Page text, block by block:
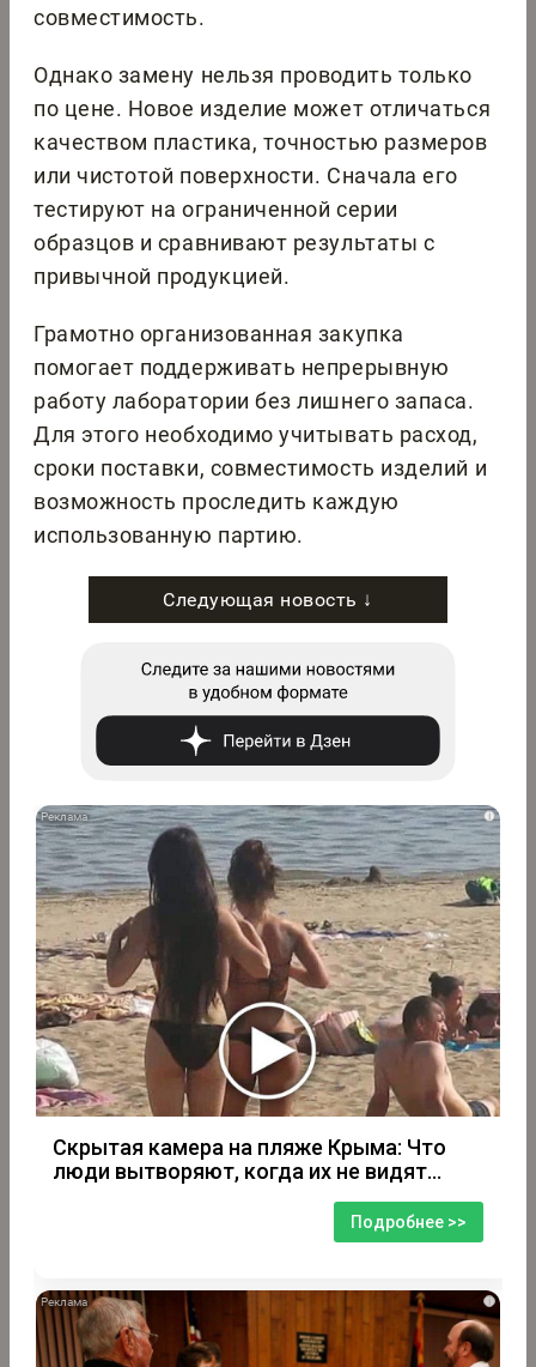
совместимость.
Однако замену нельзя проводить только
по цене. Новое изделие может отличаться
качеством пластика, точностью размеров
или чистотой поверхности. Сначала его
тестируют на ограниченной серии
образцов и сравнивают результаты с
привычной продукцией.
Грамотно организованная закупка
помогает поддерживать непрерывную
работу лаборатории без лишнего запаса.
Для этого необходимо учитывать расход,
сроки поставки, совместимость изделий и
возможность проследить каждую
использованную партию.
Следующая новость ↓
i
Скрытая камера на пляже Крыма: Что
люди вытворяют, когда их не видят...
Подробнее >>
i